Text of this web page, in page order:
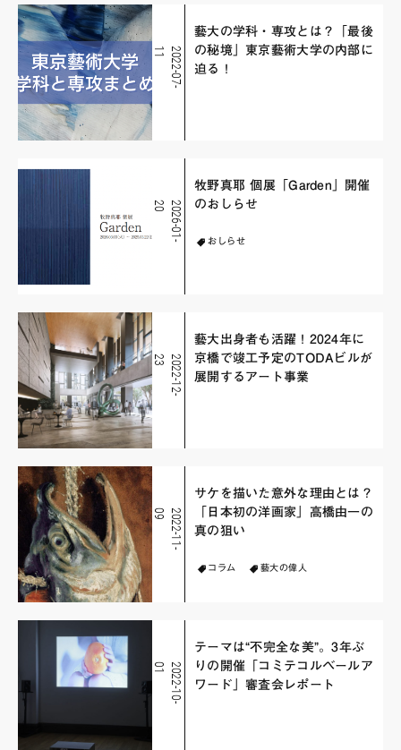
2
0
2
2
-
0
7
-
1
1
藝大の学科・専攻とは？「最後
の秘境」東京藝術大学の内部に
迫る！
2
0
2
6
-
0
1
-
2
0
牧野真耶 個展「Garden」開催
のおしらせ
おしらせ
2
0
2
2
-
1
2
-
2
3
藝大出身者も活躍！2024年に
京橋で竣工予定のTODAビルが
展開するアート事業
2
0
2
2
-
1
1
-
0
9
サケを描いた意外な理由とは？
「日本初の洋画家」高橋由一の
真の狙い
コラム 藝大の偉人
2
0
2
2
-
1
0
-
0
1
テーマは“不完全な美”。3年ぶ
りの開催「コミテコルベールア
ワード」審査会レポート